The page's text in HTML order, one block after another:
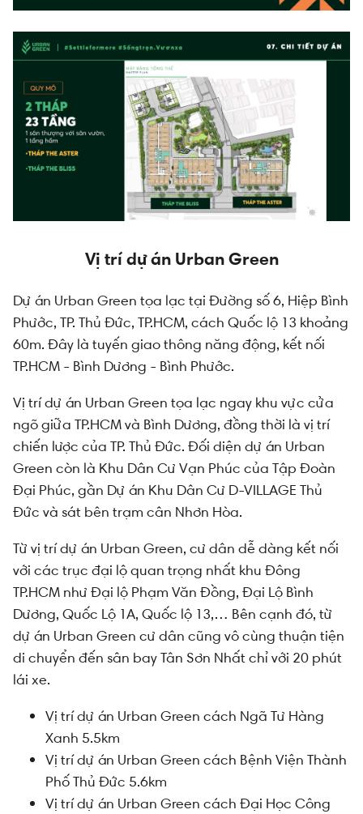
Vị trí dự án Urban Green
Dự án Urban Green tọa lạc tại Đường số 6, Hiệp Bình
Phước, TP. Thủ Đức, TP.HCM, cách Quốc lộ 13 khoảng
60m. Đây là tuyến giao thông năng động, kết nối
TP.HCM - Bình Dương - Bình Phước.
Vị trí dự án Urban Green tọa lạc ngay khu vực cửa
ngõ giữa TP.HCM và Bình Dương, đồng thời là vị trí
chiến lược của TP. Thủ Đức. Đối diện dự án Urban
Green còn là Khu Dân Cư Vạn Phúc của Tập Đoàn
Đại Phúc, gần Dự án Khu Dân Cư D-VILLAGE Thủ
Đức và sát bên trạm cân Nhơn Hòa.
Từ vị trí dự án Urban Green, cư dân dễ dàng kết nối
với các trục đại lộ quan trọng nhất khu Đông
TP.HCM như Đại lộ Phạm Văn Đồng, Đại Lộ Bình
Dương, Quốc Lộ 1A, Quốc lộ 13,… Bên cạnh đó, từ
dự án Urban Green cư dân cũng vô cùng thuận tiện
di chuyển đến sân bay Tân Sơn Nhất chỉ với 20 phút
lái xe.
Vị trí dự án Urban Green cách Ngã Tư Hàng
Xanh 5.5km
Vị trí dự án Urban Green cách Bệnh Viện Thành
Phố Thủ Đức 5.6km
Vị trí dự án Urban Green cách Đại Học Công